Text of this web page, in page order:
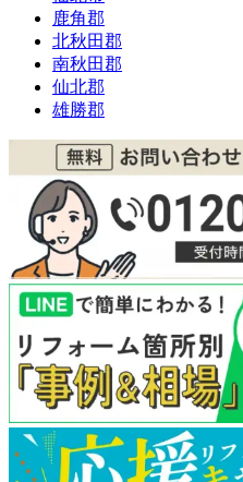
鹿角郡
北秋田郡
南秋田郡
仙北郡
雄勝郡